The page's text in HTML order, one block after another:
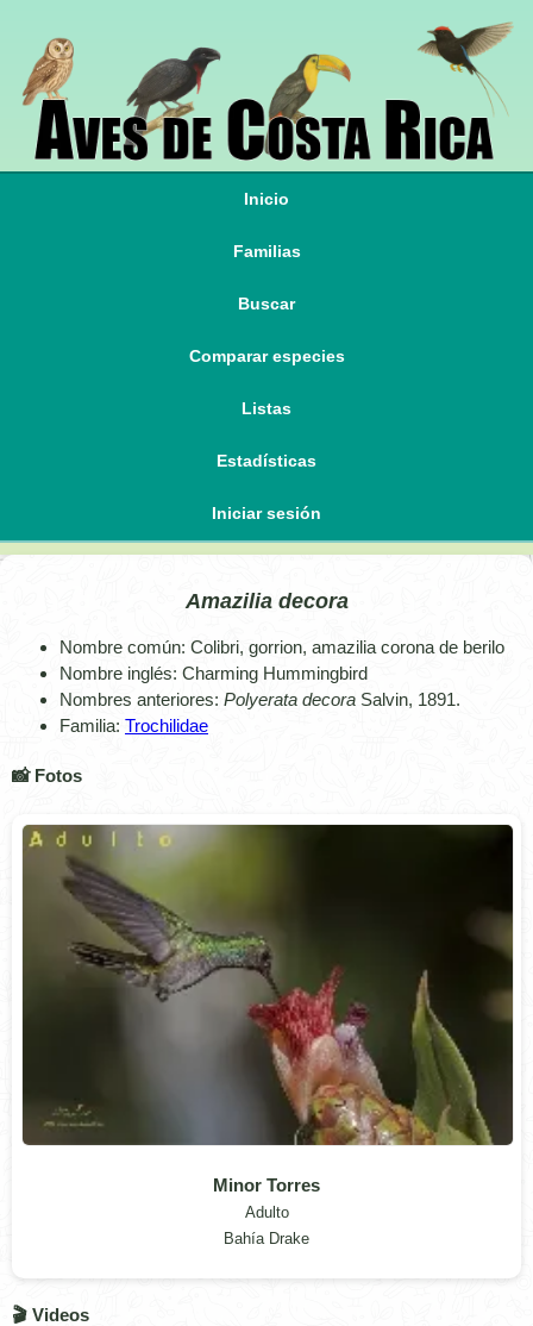
Inicio
Familias
Buscar
Comparar especies
Listas
Estadísticas
Iniciar sesión
Amazilia decora
Nombre común: Colibri, gorrion, amazilia corona de berilo
Nombre inglés: Charming Hummingbird
Nombres anteriores: Polyerata decora Salvin, 1891.
Familia: Trochilidae
📸 Fotos
Minor Torres
Adulto
Bahía Drake
🎬 Videos